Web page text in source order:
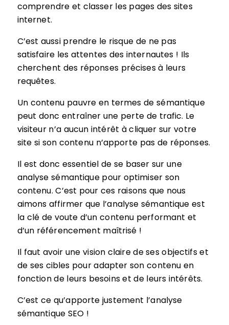
comprendre et classer les pages des sites
internet.
C’est aussi prendre le risque de ne pas
satisfaire les attentes des internautes ! Ils
cherchent des réponses précises à leurs
requêtes.
Un contenu pauvre en termes de sémantique
peut donc entraîner une perte de trafic. Le
visiteur n’a aucun intérêt à cliquer sur votre
site si son contenu n’apporte pas de réponses.
Il est donc essentiel de se baser sur une
analyse sémantique pour optimiser son
contenu. C’est pour ces raisons que nous
aimons affirmer que l’analyse sémantique est
la clé de voute d’un contenu performant et
d’un référencement maîtrisé !
Il faut avoir une vision claire de ses objectifs et
de ses cibles pour adapter son contenu en
fonction de leurs besoins et de leurs intérêts.
C’est ce qu’apporte justement l’analyse
sémantique SEO !